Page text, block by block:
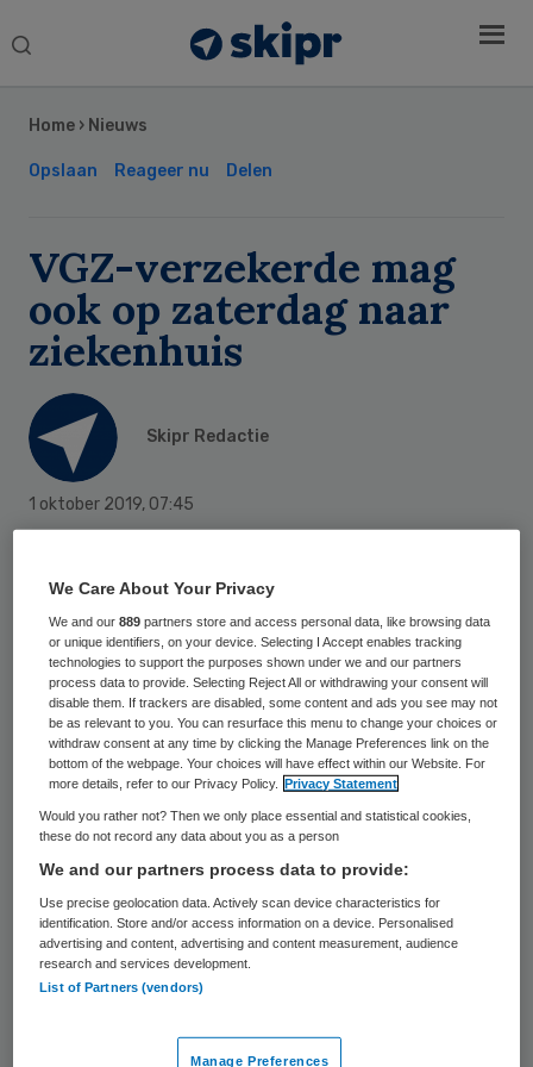
Search
Home › Nieuws
Opslaan Reageer nu Delen
VGZ-verzekerde mag
ook op zaterdag naar
ziekenhuis
Skipr Redactie
1 oktober 2019, 07:45
Ziekenhuis Bernhoven in Uden heeft op
aangeven van zorgverzekeraar VGZ
maatregelen genomen om de wachttijden
voor maag-darm-leverpatiënten (MDL-
patiënten) te bekorten. Bernhoven verlengt
de dagelijkse poli-spreekuren en plant voor
patiënten die verzekerd zijn bij VGZ
spreekuren op enkele zaterdagen.
VGZ-verzekerden die bij andere
ziekenhuizen op de MDL-wachtlijst staan,
kunnen bij Bernhoven eveneens eerder
wachtenden voordeel van de maatregelen.
Sidebar
We Care About Your Privacy
We and our889 partners store and access personal data, like browsing data
or unique identifiers, on your device. Selecting I Accept enables tracking
technologies to support the purposes shown under we and our partners
process data to provide. Selecting Reject All or withdrawing your consent will
disable them. If trackers are disabled, some content and ads you see may not
be as relevant to you. You can resurface this menu to change your choices or
withdraw consent at any time by clicking the Manage Preferences link on the
bottom of the webpage. Your choices will have effect within our Website. For
more details, refer to our Privacy Policy.
Privacy Statement
Would you rather not? Then we only place essential and statistical cookies,
these do not record any data about you as a person
We and our partners process data to provide:
Use precise geolocation data. Actively scan device characteristics for
identification. Store and/or access information on a device. Personalised
advertising and content, advertising and content measurement, audience
research and services development.
List of Partners (vendors)
Manage Preferences